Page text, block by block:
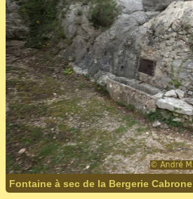
Fontaine à sec de la Bergerie Cabrone